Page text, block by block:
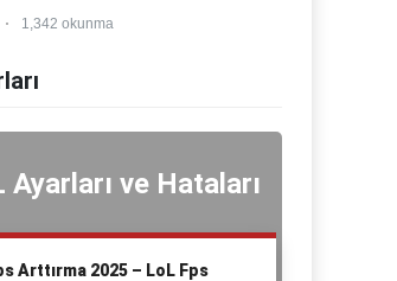
1,342 okunma
Ayarları ve Hataları
Arttırma 2025 – LoL Fps